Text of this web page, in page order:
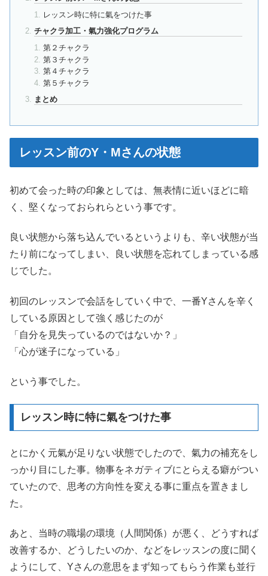
レッスン時に特に氣をつけた事
チャクラ加工・氣力強化プログラム
第２チャクラ
第３チャクラ
第４チャクラ
第５チャクラ
まとめ
レッスン前のY・Mさんの状態
初めて会った時の印象としては、無表情に近いほどに暗
く、堅くなっておられらという事です。
良い状態から落ち込んでいるというよりも、辛い状態が当
たり前になってしまい、良い状態を忘れてしまっている感
じでした。
初回のレッスンで会話をしていく中で、一番Yさんを辛く
している原因として強く感じたのが
「自分を見失っているのではないか？」
「心が迷子になっている」
という事でした。
レッスン時に特に氣をつけた事
とにかく元氣が足りない状態でしたので、氣力の補充をし
っかり目にした事。物事をネガティブにとらえる癖がつい
ていたので、思考の方向性を変える事に重点を置きまし
た。
あと、当時の職場の環境（人間関係）が悪く、どうすれば
改善するか、どうしたいのか、などをレッスンの度に聞く
ようにして、Yさんの意思をまず知ってもらう作業も並行